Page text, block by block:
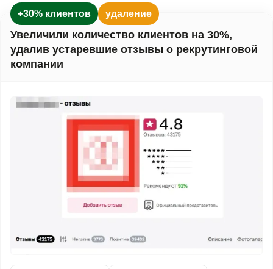
+30% клиентов удаление
Увеличили количество клиентов на 30%,
удалив устаревшие отзывы о рекрутинговой
компании